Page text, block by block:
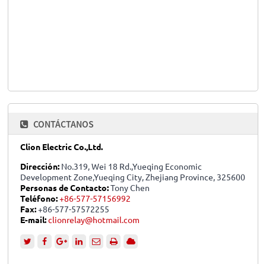
CONTÁCTANOS
Clion Electric Co.,Ltd.
Dirección: No.319, Wei 18 Rd.,Yueqing Economic
Development Zone,Yueqing City, Zhejiang Province, 325600
Personas de Contacto:Tony Chen
Teléfono: +86-577-57156992
Fax:+86-577-57572255
E-mail: clionrelay@hotmail.com